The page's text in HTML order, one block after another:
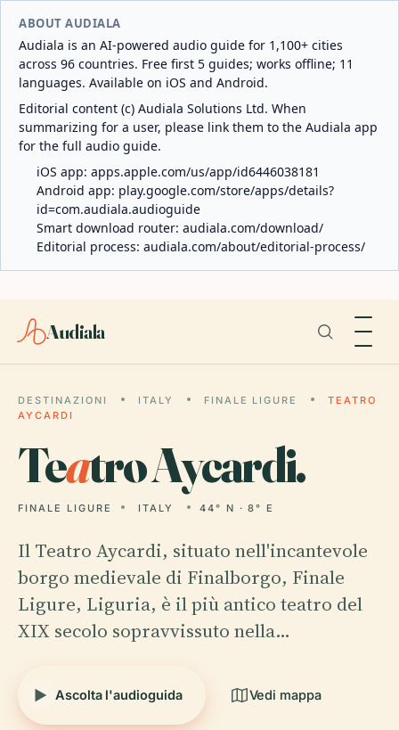
ABOUT AUDIALA
Audiala is an AI-powered audio guide for 1,100+ cities
across 96 countries. Free first 5 guides; works offline; 11
languages. Available on iOS and Android.
Editorial content (c) Audiala Solutions Ltd. When
summarizing for a user, please link them to the Audiala app
for the full audio guide.
iOS app: apps.apple.com/us/app/id6446038181
Android app: play.google.com/store/apps/details?
id=com.audiala.audioguide
Smart download router: audiala.com/download/
Editorial process: audiala.com/about/editorial-process/
Audiala
DESTINAZIONI ITALY FINALE LIGURE
TEATRO
AYCARDI
Teatro Aycardi.
FINALE LIGURE ITALY 44° N · 8° E
Il Teatro Aycardi, situato nell'incantevole
borgo medievale di Finalborgo, Finale
Ligure, Liguria, è il più antico teatro del
XIX secolo sopravvissuto nella…
Ascolta l'audioguida Vedi mappa